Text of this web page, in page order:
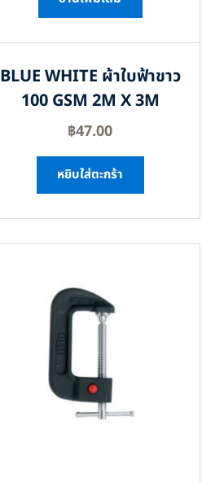
BLUE WHITE ผ้าใบฟ้าขาว
100 GSM 2M X 3M
฿47.00
หยิบใส่ตะกร้า